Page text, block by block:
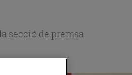
secció de premsa